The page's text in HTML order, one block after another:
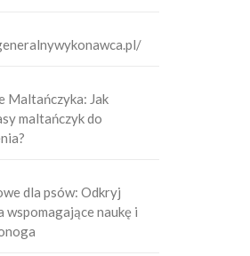
Maltańczyka: Jak
maltańczyk do
dla psów: Odkryj
wspomagające naukę i